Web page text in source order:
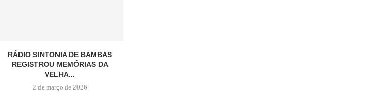
RÁDIO SINTONIA DE BAMBAS
REGISTROU MEMÓRIAS DA
VELHA...
2 de março de 2026